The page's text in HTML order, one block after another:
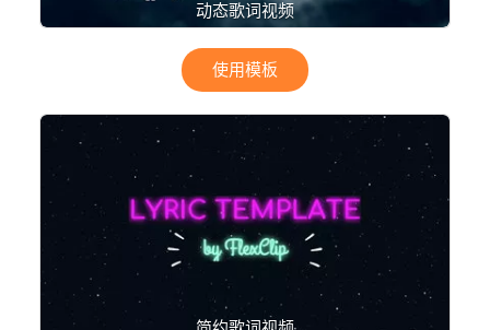
动态歌词视频
使用模板